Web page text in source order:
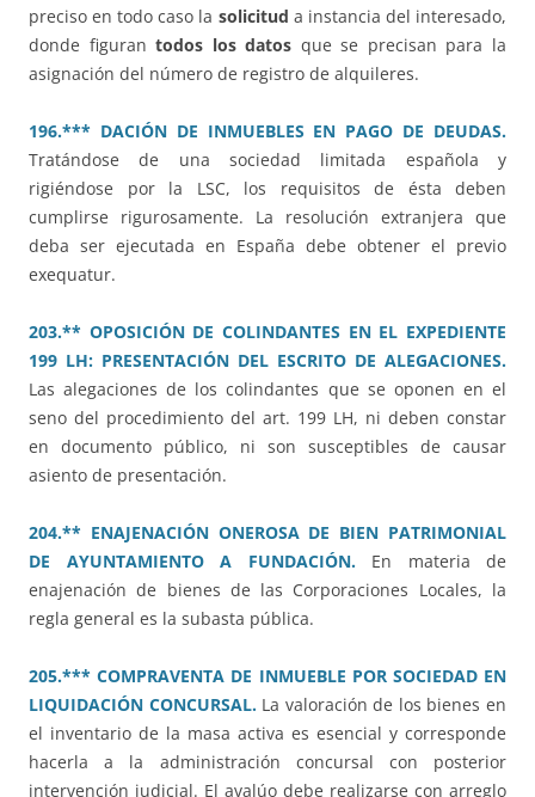
preciso en todo caso la solicitud a instancia del interesado,
donde figurantodos los datos que se precisan para la
asignación del número de registro de alquileres.
196.*** DACIÓN DE INMUEBLES EN PAGO DE DEUDAS.
Tratándose de una sociedad limitada española y
rigiéndose por la LSC, los requisitos de ésta deben
cumplirse rigurosamente. La resolución extranjera que
deba ser ejecutada en España debe obtener el previo
exequatur.
203.** OPOSICIÓN DE COLINDANTES EN EL EXPEDIENTE
199 LH: PRESENTACIÓN DEL ESCRITO DE ALEGACIONES.
Las alegaciones de los colindantes que se oponen en el
seno del procedimiento del art. 199 LH, ni deben constar
en documento público, ni son susceptibles de causar
asiento de presentación.
204.** ENAJENACIÓN ONEROSA DE BIEN PATRIMONIAL
DE AYUNTAMIENTO A FUNDACIÓN.
En materia de
enajenación de bienes de las Corporaciones Locales, la
regla general es la subasta pública.
205.*** COMPRAVENTA DE INMUEBLE POR SOCIEDAD EN
LIQUIDACIÓN CONCURSAL. La valoración de los bienes en
el inventario de la masa activa es esencial y corresponde
hacerla a la administración concursal con posterior
intervención judicial. El avalúo debe realizarse con arreglo